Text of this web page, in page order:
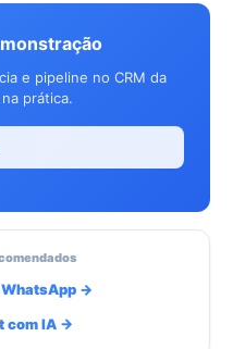
e pipeline no CRM da
prática.
WhatsApp →
com IA →